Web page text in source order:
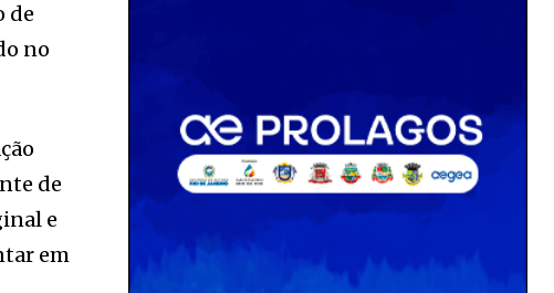
de
no
de
e
em